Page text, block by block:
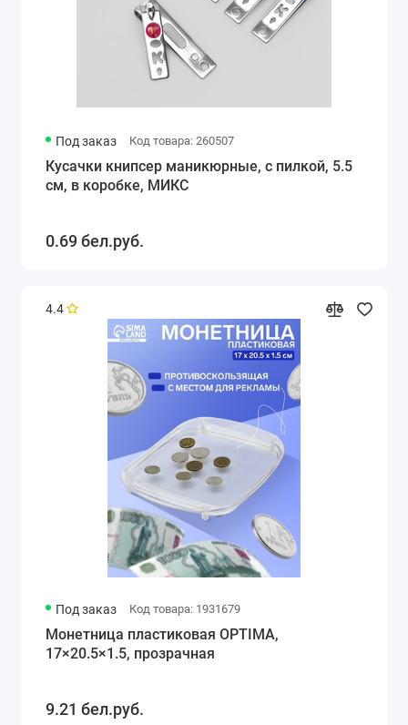
Под заказ Код товара: 260507
Кусачки книпсер маникюрные, с пилкой, 5.5
см, в коробке, МИКС
0.69 бел.руб.
4.4
Под заказ Код товара: 1931679
Монетница пластиковая OPTIMA,
17×20.5×1.5, прозрачная
9.21 бел.руб.